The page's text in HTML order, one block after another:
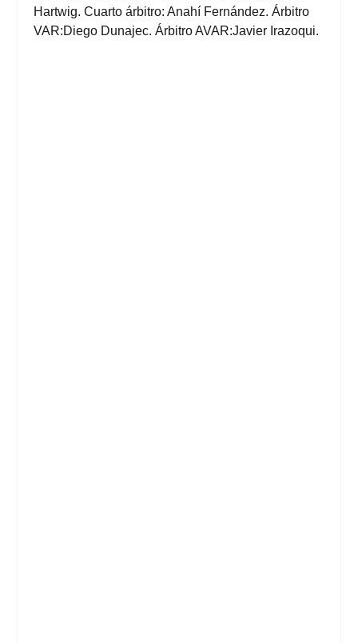
Hartwig. Cuarto árbitro: Anahí Fernández. Árbitro
VAR:Diego Dunajec. Árbitro AVAR:Javier Irazoqui.